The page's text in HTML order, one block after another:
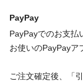
PayPay
PayPayでのお支払
お使いのPayPayア
ご注文確定後、「